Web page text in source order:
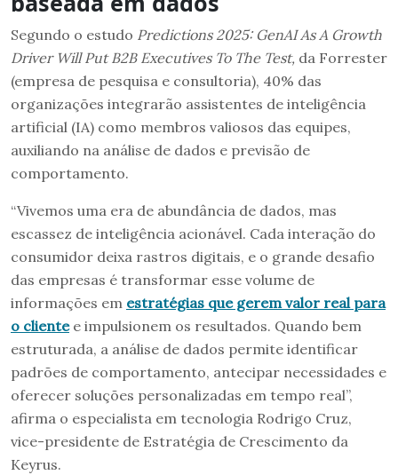
Segundo o estudo Predictions 2025: GenAI As A Growth
Driver Will Put B2B Executives To The Test, da Forrester
(empresa de pesquisa e consultoria), 40% das
organizações integrarão assistentes de inteligência
artificial (IA) como membros valiosos das equipes,
auxiliando na análise de dados e previsão de
comportamento.
“Vivemos uma era de abundância de dados, mas
escassez de inteligência acionável. Cada interação do
consumidor deixa rastros digitais, e o grande desafio
das empresas é transformar esse volume de
informações em estratégias que gerem valor real para
o clientee impulsionem os resultados. Quando bem
estruturada, a análise de dados permite identificar
padrões de comportamento, antecipar necessidades e
oferecer soluções personalizadas em tempo real”,
afirma o especialista em tecnologia Rodrigo Cruz,
vice-presidente de Estratégia de Crescimento da
Keyrus.